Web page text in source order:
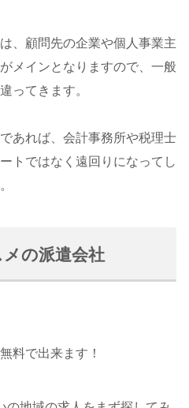
、顧問先の企業や個人事業主
メインとなりますので、一般
ってきます。
あれば、会計事務所や税理士
トではなく遠回りになってし
の派遣会社
料で出来ます！